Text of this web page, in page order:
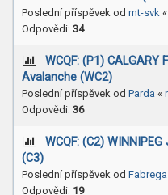
Poslední příspěvek od mt-svk «
Odpovědi: 34
WCQF: (P1) CALGARY
Avalanche (WC2)
Poslední příspěvek od Parda «
Odpovědi: 36
WCQF: (C2)
(C3)
Poslední příspěvek od
Odpovědi: 19